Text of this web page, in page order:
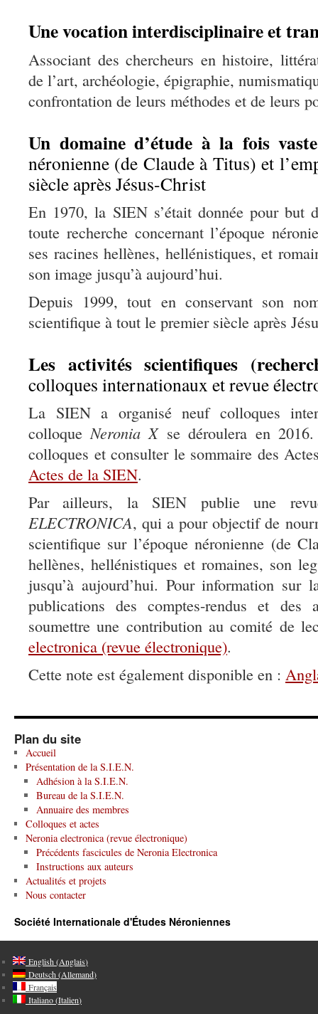
Une vocation interdisciplinaire et
Associant des chercheurs en histoire,
de l’art, archéologie, épigraphie,
confrontation de leurs méthodes et de leurs
Un domaine d’étude à la fois
néronienne (de Claude à Titus) et
siècle après Jésus-Christ
En 1970, la SIEN s’était donnée pour but
toute recherche concernant l’époque
ses racines hellènes, hellénistiques, et
son image jusqu’à aujourd’hui.
Depuis 1999, tout en conservant son
scientifique à tout le premier siècle après
Les activités scientifiques
colloques internationaux et revue
La SIEN a organisé neuf colloques
colloqueNeronia Xse déroulera en
colloques et consulter le sommaire des
Actes de la SIEN.
Par ailleurs, la SIEN publie une
ELECTRONICA, qui a pour objectif de
scientifique sur l’époque néronienne (de
hellènes, hellénistiques et romaines, son
jusqu’à aujourd’hui. Pour information sur
publications des comptes-rendus et des
soumettre une contribution au comité de
electronica (revue électronique).
Cette note est également disponible en :
Plan du site
Accueil
Présentation de la S.I.E.N.
Adhésion à la S.I.E.N.
Bureau de la S.I.E.N.
Annuaire des membres
Colloques et actes
Neronia electronica (revue électronique)
Précédents fascicules de Neronia Electronica
Instructions aux auteurs
Actualités et projets
Nous contacter
Société Internationale d'Études Néroniennes
English (Anglais)
Deutsch (Allemand)
Français
Italiano(Italien)